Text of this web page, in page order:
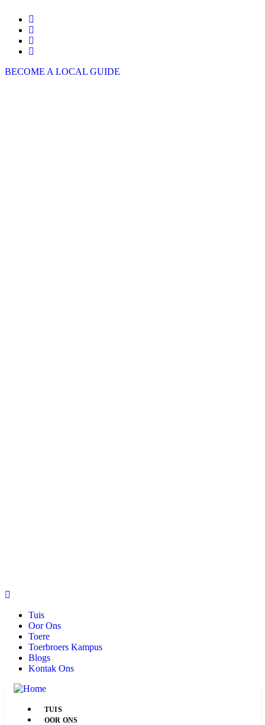
BECOME A LOCAL GUIDE
Tuis
Oor Ons
Toere
Toerbroers Kampus
Blogs
Kontak Ons
TUIS
OOR ONS